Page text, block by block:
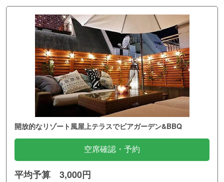
開放的なリゾート風屋上テラスでビアガーデン&BBQ
空席確認・予約
平均予算 3,000円